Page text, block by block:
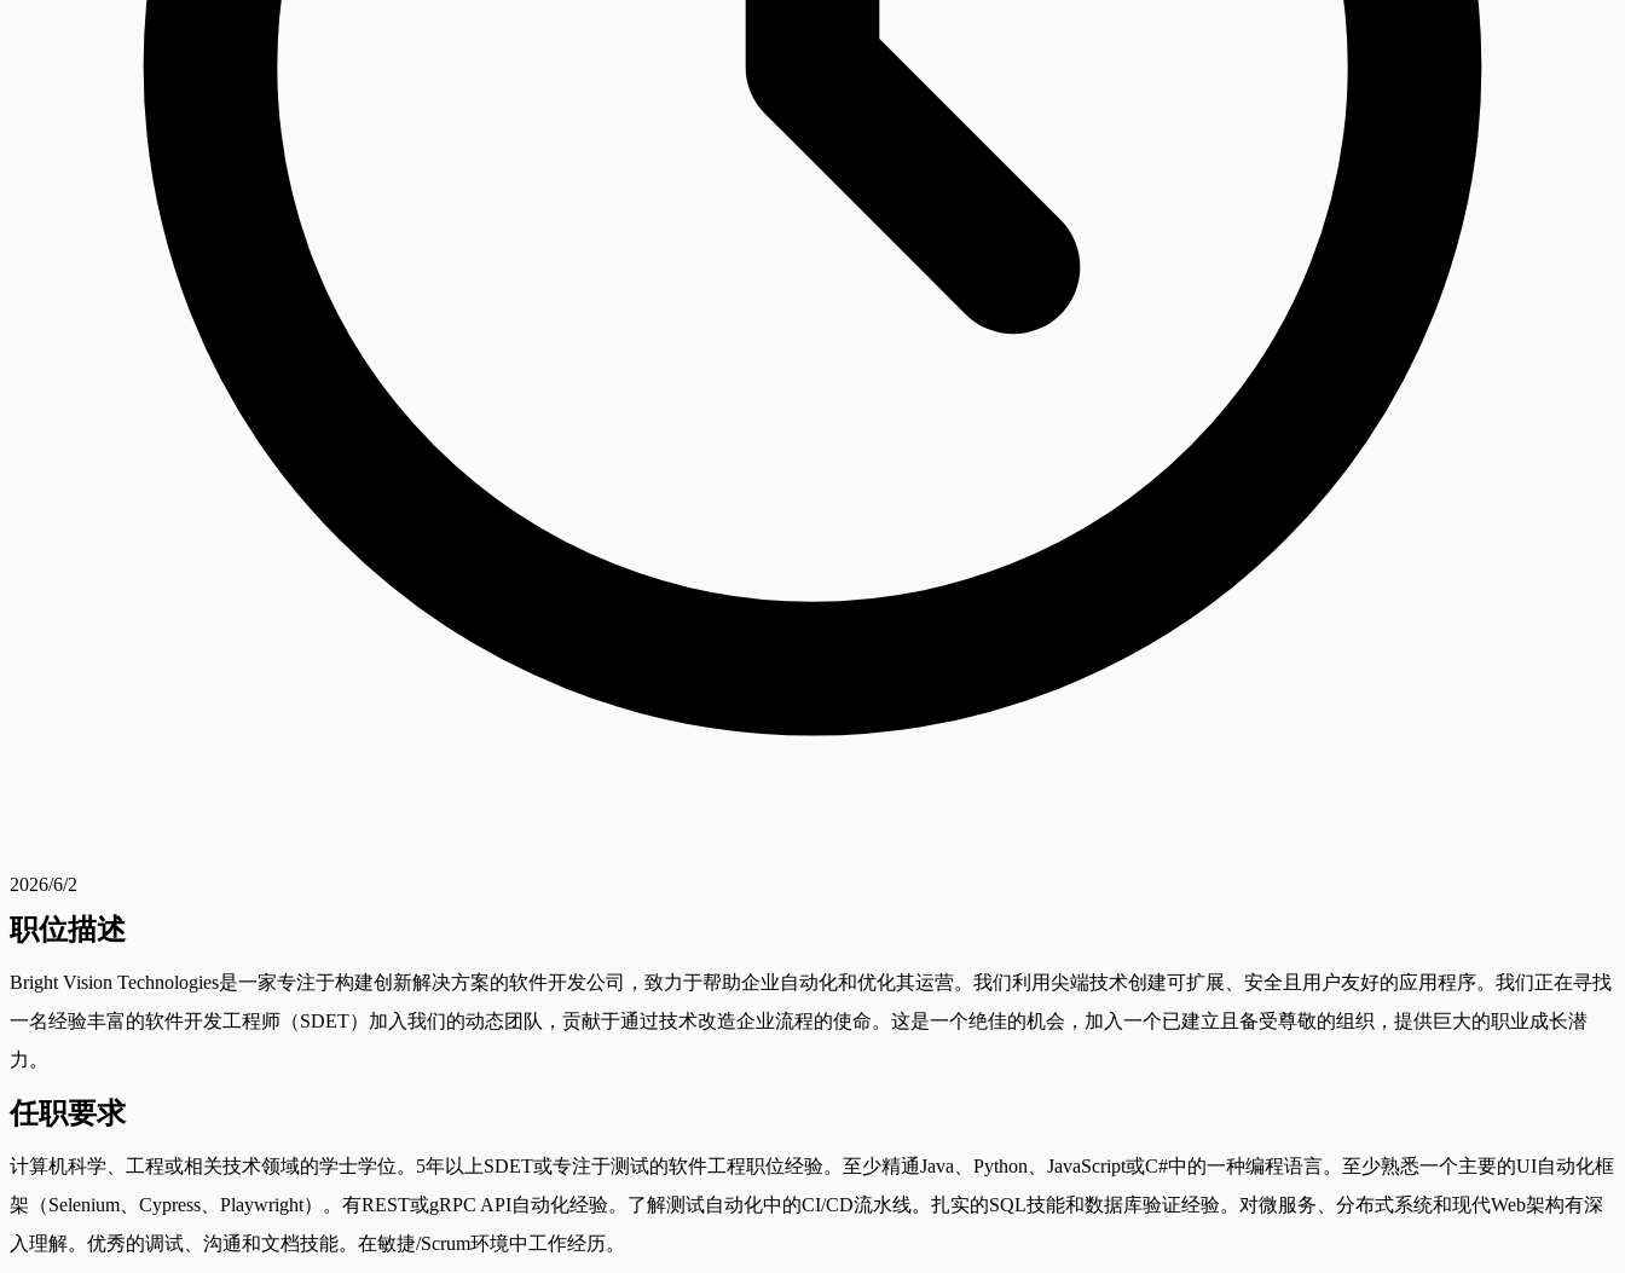
2026/6/2
职位描述
Bright Vision Technologies是一家专注于构建创新解决方案的软件开发公司，致力于帮助企业自动化和优化其运营。我们利用尖端技术创建可扩展、安全且用户友好的应用程序。我们正在寻找
一名经验丰富的软件开发工程师（SDET）加入我们的动态团队，贡献于通过技术改造企业流程的使命。这是一个绝佳的机会，加入一个已建立且备受尊敬的组织，提供巨大的职业成长潜
力。
任职要求
计算机科学、工程或相关技术领域的学士学位。5年以上SDET或专注于测试的软件工程职位经验。至少精通Java、Python、JavaScript或C#中的一种编程语言。至少熟悉一个主要的UI自动化框
架（Selenium、Cypress、Playwright）。有REST或gRPC API自动化经验。了解测试自动化中的CI/CD流水线。扎实的SQL技能和数据库验证经验。对微服务、分布式系统和现代Web架构有深
入理解。优秀的调试、沟通和文档技能。在敏捷/Scrum环境中工作经历。